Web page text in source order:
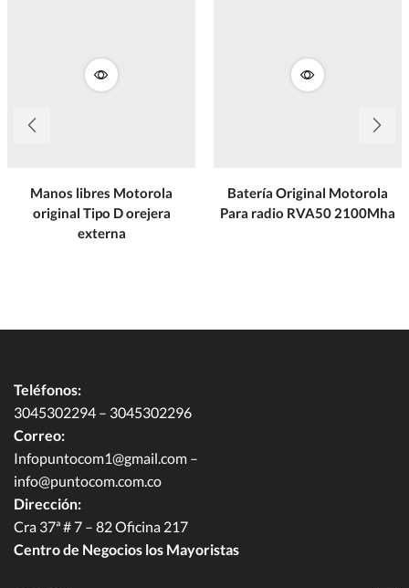
Manos libres Motorola
original Tipo D orejera
externa
Batería Original Motorola
Para radio RVA50 2100Mha
Teléfonos:
3045302294 – 3045302296
Correo:
Infopuntocom1@gmail.com –
info@puntocom.com.co
Dirección:
Cra 37ª # 7 – 82 Oficina 217
Centro de Negocios los Mayoristas